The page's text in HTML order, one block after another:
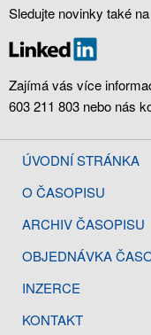
Sledujte novinky také na
Zajímá vás více
603 211 803 nebo nás
ÚVODNÍ STRÁNKA
O ČASOPISU
ARCHIV ČASOPISU
OBJEDNÁVKA
INZERCE
KONTAKT